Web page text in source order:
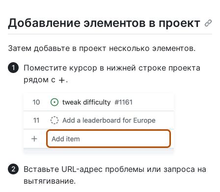
Добавление элементов в проект
Затем добавьте в проект несколько элементов.
Поместите курсор в нижней строке проекта
рядом с
.
Вставьте URL-адрес проблемы или запроса на
вытягивание.